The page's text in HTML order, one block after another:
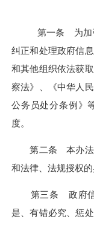
第一条 为加
纠正和处理政府信
和其他组织依法获
察法》、《中华人
公务员处分条例》
度。
第二条 本办法适
和法律、法规授权
第三条 政府信
是、有错必究、惩